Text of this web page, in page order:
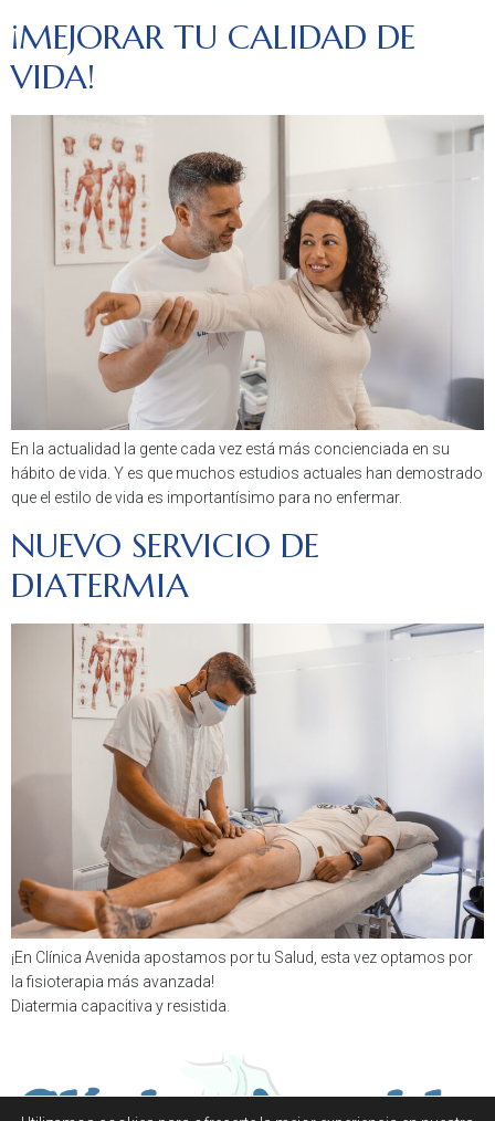
¡MEJORAR TU CALIDAD DE
VIDA!
En la actualidad la gente cada vez está más concienciada en su
hábito de vida. Y es que muchos estudios actuales han demostrado
que el estilo de vida es importantísimo para no enfermar.
NUEVO SERVICIO DE
DIATERMIA
¡En Clínica Avenida apostamos por tu Salud, esta vez optamos por
la fisioterapia más avanzada!
Diatermia capacitiva y resistida.